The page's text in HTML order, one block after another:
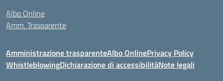
Albo Online
Amm. Trasparente
Amministrazione trasparenteAlbo OnlinePrivacy Policy
WhistleblowingDichiarazione di accessibilitàNote legali